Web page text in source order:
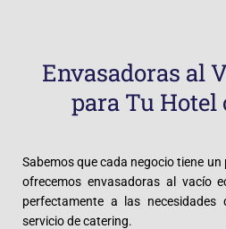
Envasadoras al
para Tu Hotel
Sabemos que cada negocio tiene
ofrecemos envasadoras al vacío
perfectamente a las
servicio de catering.